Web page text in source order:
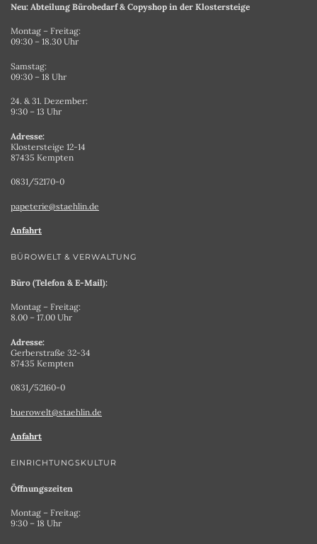
Neu: Abteilung Bürobedarf & Copyshop in der Klostersteige
Montag – Freitag:
09:30 – 18.30 Uhr
Samstag:
09:30 – 18 Uhr
24. & 31. Dezember:
9:30 – 13 Uhr
Adresse:
Klostersteige 12-14
87435 Kempten
0831/52170-0
papeterie@staehlin.de
Anfahrt
BÜROWELT & VERWALTUNG
Büro (Telefon & E-Mail):
Montag – Freitag:
8.00 – 17.00 Uhr
Adresse:
Gerberstraße 32-34
87435 Kempten
0831/52160-0
buerowelt@staehlin.de
Anfahrt
EINRICHTUNGSKULTUR
Öffnungszeiten
Montag – Freitag:
9:30 – 18 Uhr